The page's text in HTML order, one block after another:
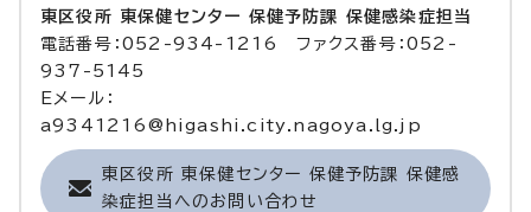
東区役所 東保健センター 保健予防課 保健感染症担当
電話番号：052-934-1216 ファクス番号：052-
937-5145
Eメール：
a9341216@higashi.city.nagoya.lg.jp
東区役所 東保健センター 保健予防課 保健感
染症担当へのお問い合わせ